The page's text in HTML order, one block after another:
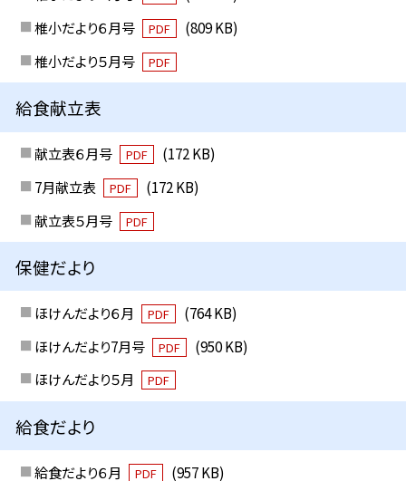
椎小だより６月号
PDF
(809 KB)
椎小だより５月号
PDF
給食献立表
献立表６月号 PDF
(172 KB)
7月献立表
PDF
(172 KB)
献立表５月号
PDF
保健だより
ほけんだより６月 PDF
(764 KB)
ほけんだより7月号
PDF
(950 KB)
ほけんだより５月
PDF
給食だより
給食だより６月 PDF (957 KB)